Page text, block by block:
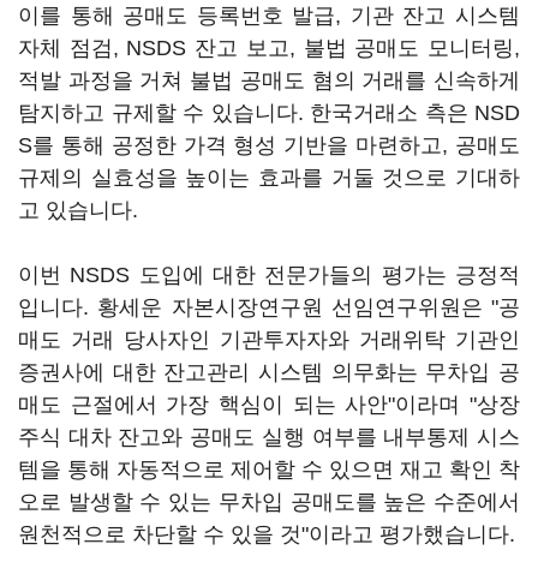
이를 통해 공매도 등록번호 발급, 기관 잔고 시스템
자체 점검, NSDS 잔고 보고, 불법 공매도 모니터링,
적발 과정을 거쳐 불법 공매도 혐의 거래를 신속하게
탐지하고 규제할 수 있습니다. 한국거래소 측은 NSD
S를 통해 공정한 가격 형성 기반을 마련하고, 공매도
규제의 실효성을 높이는 효과를 거둘 것으로 기대하
고 있습니다.
이번 NSDS 도입에 대한 전문가들의 평가는 긍정적
입니다. 황세운 자본시장연구원 선임연구위원은 "공
매도 거래 당사자인 기관투자자와 거래위탁 기관인
증권사에 대한 잔고관리 시스템 의무화는 무차입 공
매도 근절에서 가장 핵심이 되는 사안"이라며 "상장
주식 대차 잔고와 공매도 실행 여부를 내부통제 시스
템을 통해 자동적으로 제어할 수 있으면 재고 확인 착
오로 발생할 수 있는 무차입 공매도를 높은 수준에서
원천적으로 차단할 수 있을 것"이라고 평가했습니다.